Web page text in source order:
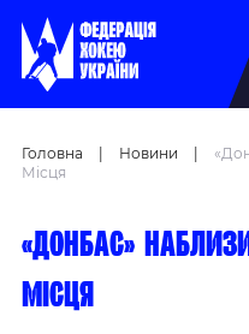
Головна Новини
Місця
«Донбас»
місця